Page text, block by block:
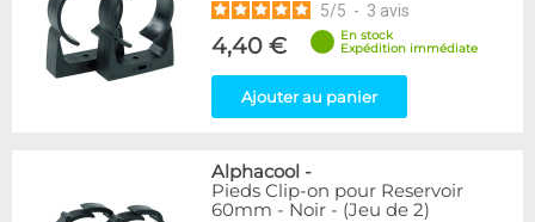
5/5 - 3 avis
4,40 €
En stock
Expédition immédiate
Ajouter au panier
Alphacool -
Pieds Clip-on pour Reservoir
60mm - Noir - (Jeu de 2)